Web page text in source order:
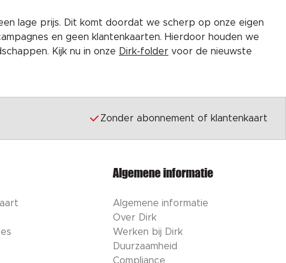
lage prijs. Dit komt doordat we scherp op onze eigen
en geen klantenkaarten. Hierdoor houden we
Kijk nu in onze Dirk-folder voor de nieuwste
Zonder abonnement of klantenkaart
Algemene informatie
Algemene informatie
Over Dirk
Werken bij Dirk
Duurzaamheid
Compliance